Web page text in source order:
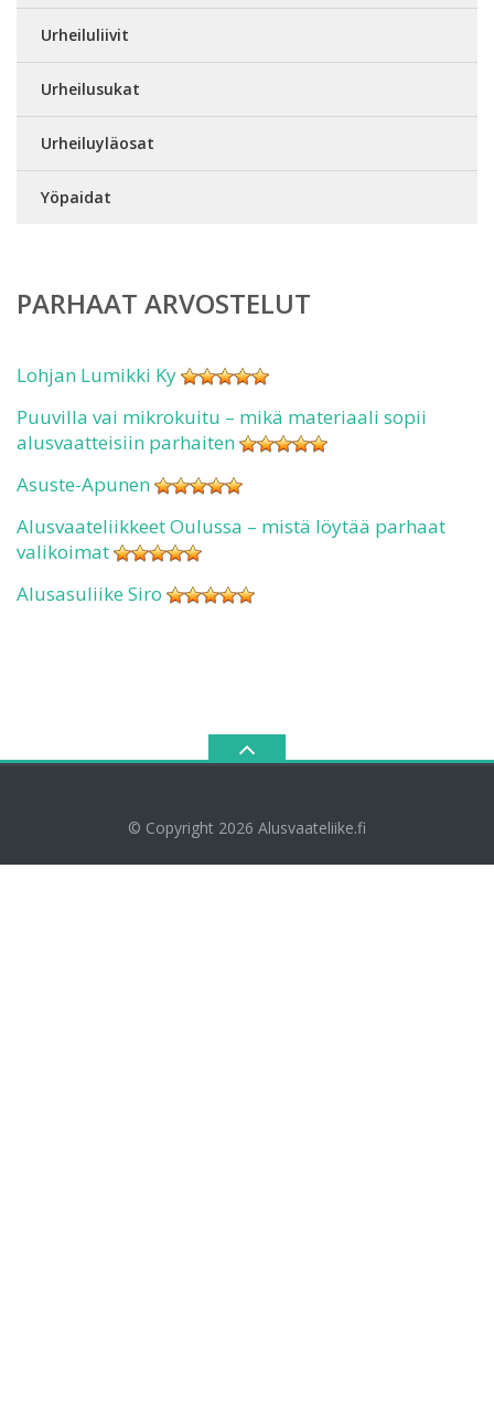
Urheiluliivit
Urheilusukat
Urheiluyläosat
Yöpaidat
PARHAAT ARVOSTELUT
Lohjan Lumikki Ky
Puuvilla vai mikrokuitu – mikä materiaali sopii
alusvaatteisiin parhaiten
Asuste-Apunen
Alusvaateliikkeet Oulussa – mistä löytää parhaat
valikoimat
Alusasuliike Siro
© Copyright 2026 Alusvaateliike.fi